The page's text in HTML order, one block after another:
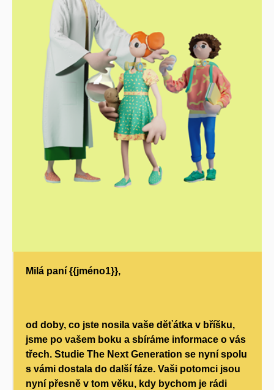
Milá paní {{jméno1}},
od doby, co jste nosila vaše děťátka v bříšku,
jsme po vašem boku a sbíráme informace o vás
třech. Studie The Next Generation se nyní spolu
s vámi dostala do další fáze. Vaši potomci jsou
nyní přesně v tom věku, kdy bychom je rádi